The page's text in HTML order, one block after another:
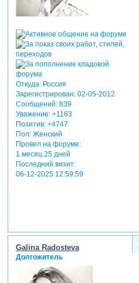
Откуда:Россия
Зарегистрирован: 02-05-2012
Сообщений:839
Уважение: +1163
Позитив: +4747
Пол:Женский
Провел на форуме:
1 месяц 25 дней
Последний визит:
06-12-2025 12:59:59
Galina Radosteva
Долгожитель